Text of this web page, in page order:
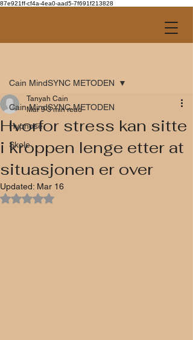
87e921ff-cf4a-4ea0-aad5-7f691f213828
Cain MindSYNC METODEN
Hypnose
Skole
Cain MindSYNC METODEN
Hvorfor stress kan sitte
i kroppen lenge etter at
situasjonen er over
Tanyah Cain
Mar 9 3 min read
Updated: Mar 16
Rated NaN out of 5 stars.